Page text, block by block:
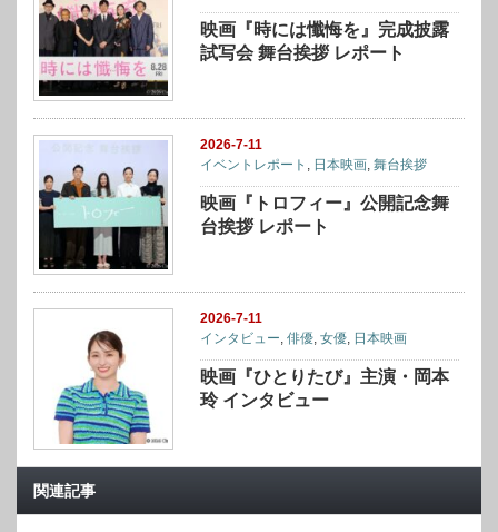
映画『時には懺悔を』完成披露
試写会 舞台挨拶 レポート
2026-7-11
イベントレポート , 日本映画,舞台挨拶
映画『トロフィー』公開記念舞
台挨拶 レポート
2026-7-11
インタビュー,俳優,女優, 日本映画
映画『ひとりたび』主演・岡本
玲 インタビュー
関連記事